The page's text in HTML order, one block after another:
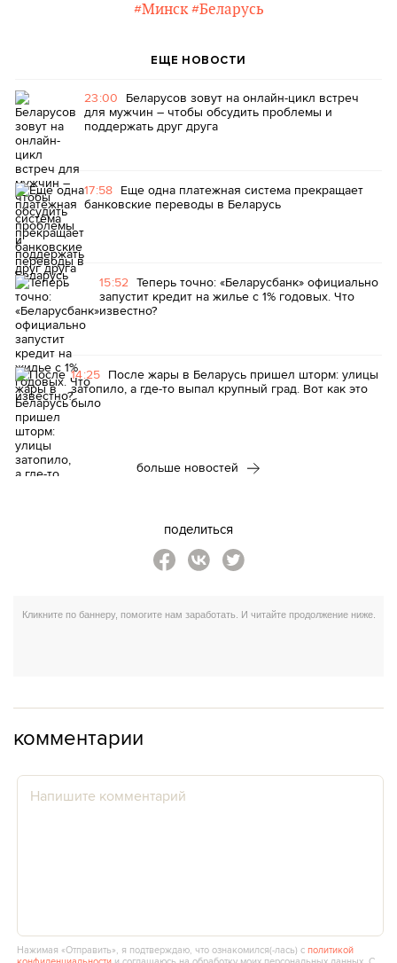
#Минск #Беларусь
ЕЩЕ НОВОСТИ
23:00 Беларусов зовут на онлайн-цикл встреч
для мужчин – чтобы обсудить проблемы и
поддержать друг друга
17:58 Еще одна платежная система прекращает
банковские переводы в Беларусь
15:52 Теперь точно: «Беларусбанк» официально
запустит кредит на жилье с 1% годовых. Что
известно?
14:25 После жары в Беларусь пришел шторм: улицы
затопило, а где-то выпал крупный град. Вот как это
было
больше новостей
поделиться
комментарии
Нажимая «Отправить», я подтверждаю, что ознакомился(‑лась) сполитикой